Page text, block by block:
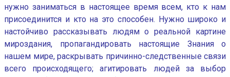
нужно заниматься в настоящее время всем, кто к нам
присоединится и кто на это способен. Нужно широко и
настойчиво рассказывать людям о реальной картине
мироздания, пропагандировать настоящие Знания о
нашем мире, раскрывать причинно-следственные связи
всего происходящего; агитировать людей за выбор